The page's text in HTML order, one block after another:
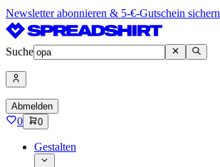
Newsletter abonnieren & 5-€-Gutschein sichern
Suche
Abmelden
0 0
Gestalten